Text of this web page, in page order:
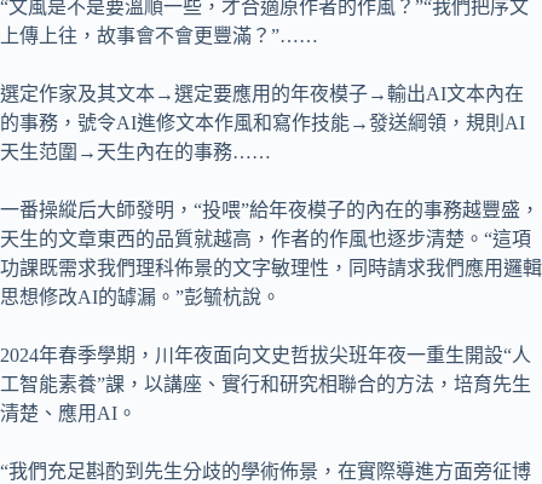
“文風是不是要溫順一些，才合適原作者的作風？”“我們把序文
上傳上往，故事會不會更豐滿？”……
選定作家及其文本→選定要應用的年夜模子→輸出AI文本內在
的事務，號令AI進修文本作風和寫作技能→發送綱領，規則AI
天生范圍→天生內在的事務……
一番操縱后大師發明，“投喂”給年夜模子的內在的事務越豐盛，
天生的文章東西的品質就越高，作者的作風也逐步清楚。“這項
功課既需求我們理科佈景的文字敏理性，同時請求我們應用邏輯
思想修改AI的罅漏。”彭毓杭說。
2024年春季學期，川年夜面向文史哲拔尖班年夜一重生開設“人
工智能素養”課，以講座、實行和研究相聯合的方法，培育先生
清楚、應用AI。
“我們充足斟酌到先生分歧的學術佈景，在實際導進方面旁征博